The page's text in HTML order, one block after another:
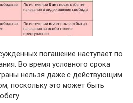
погашение наступает по
Во время условного срока
нельзя даже с действующим
поскольку это может быть